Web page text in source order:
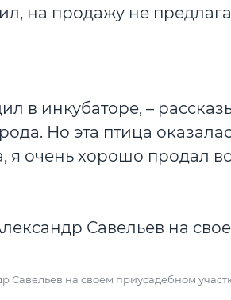
на продажу не
в инкубаторе, –
Но эта птица
я очень хорошо продал
Савельев на своем приусадебном